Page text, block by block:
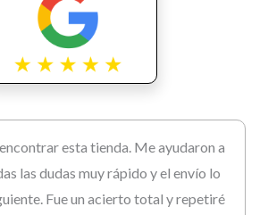
esta tienda. Me ayudaron a
las dudas muy rápido y el envío lo
Fue un acierto total y repetiré